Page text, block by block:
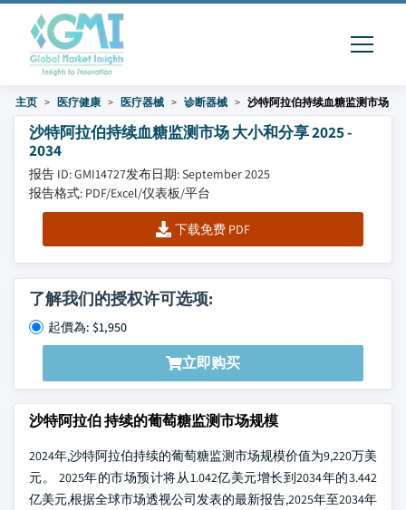
主页 医疗健康 医疗器械 诊断器械 沙特阿拉伯持续血糖监测市场
沙特阿拉伯持续血糖监测市场 大小和分享 2025 -
2034
报告 ID: GMI14727发布日期: September 2025
报告格式: PDF/Excel/仪表板/平台
下载免费 PDF
了解我们的授权许可选项:
起價為: $1,950
立即购买
沙特阿拉伯 持续的葡萄糖监测市场规模
2024年,沙特阿拉伯持续的葡萄糖监测市场规模价值为9,220万美
元。 2025年的市场预计将从1.042亿美元增长到2034年的3.442
亿美元,根据全球市场透视公司发表的最新报告,2025年至2034年